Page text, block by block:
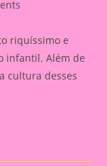
riquíssimo e
infantil. Além de
cultura desses